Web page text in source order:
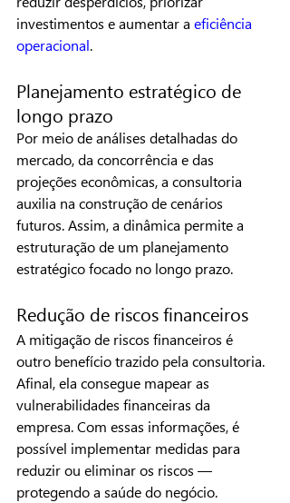
investimentos e aumentar a eficiência
operacional.
Planejamento estratégico de
longo prazo
Por meio de análises detalhadas do
mercado, da concorrência e das
projeções econômicas, a consultoria
auxilia na construção de cenários
futuros. Assim, a dinâmica permite a
estruturação de um planejamento
estratégico focado no longo prazo.
Redução de riscos financeiros
A mitigação de riscos financeiros é
outro benefício trazido pela consultoria.
Afinal, ela consegue mapear as
vulnerabilidades financeiras da
empresa. Com essas informações, é
possível implementar medidas para
reduzir ou eliminar os riscos —
protegendo a saúde do negócio.